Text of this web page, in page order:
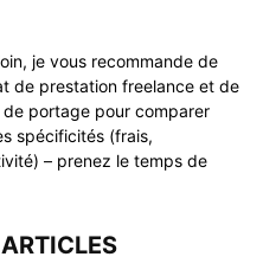
je vous recommande de
de prestation freelance et de
portage pour comparer
spécificités (frais,
– prenez le temps de